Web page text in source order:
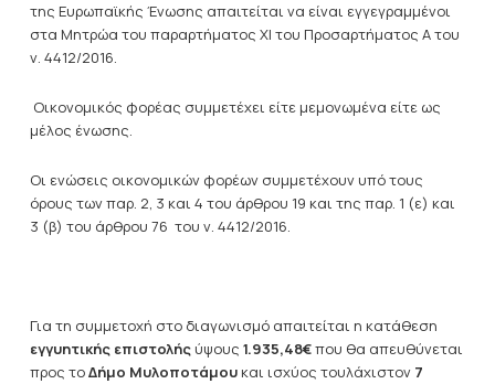
της Ευρωπαϊκής Ένωσης απαιτείται να είναι εγγεγραμμένοι
στα Μητρώα του παραρτήματος ΧΙ του Προσαρτήματος Α του
ν. 4412/2016.
Οικονομικός φορέας συμμετέχει είτε μεμονωμένα είτε ως
μέλος ένωσης.
Οι ενώσεις οικονομικών φορέων συμμετέχουν υπό τους
όρους των παρ. 2, 3 και 4 του άρθρου 19 και της παρ. 1 (ε) και
3 (β) του άρθρου 76 του ν. 4412/2016.
Για τη συμμετοχή στο διαγωνισμό απαιτείται η κατάθεση
εγγυητικής επιστολήςύψους 1.935,48€που θα απευθύνεται
προς τοΔήμο Μυλοποτάμουκαι ισχύος τουλάχιστον 7